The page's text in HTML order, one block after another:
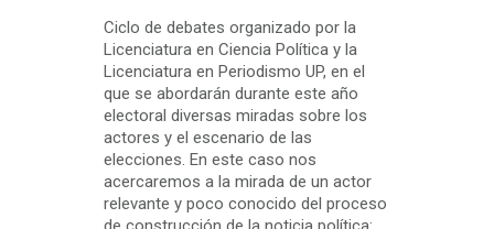
Ciclo de debates organizado por la
Licenciatura en Ciencia Política y la
Licenciatura en Periodismo UP, en el
que se abordarán durante este año
electoral diversas miradas sobre los
actores y el escenario de las
elecciones. En este caso nos
acercaremos a la mirada de un actor
relevante y poco conocido del proceso